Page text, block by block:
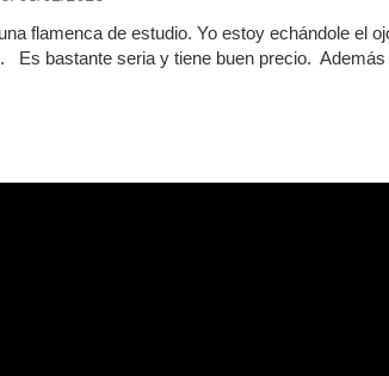
flamenca de estudio. Yo estoy echándole el
Es bastante seria y tiene buen precio.